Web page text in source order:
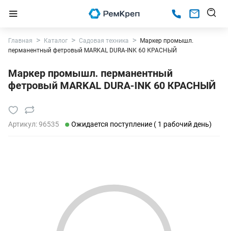
Главная Каталог Садовая техника
Маркер промышл.
перманентный фетровый MARKAL DURA-INK 60 КРАСНЫЙ
Маркер промышл. перманентный
фетровый MARKAL DURA-INK 60 КРАСНЫЙ
Артикул:96535 Ожидается поступление ( 1 рабочий день)